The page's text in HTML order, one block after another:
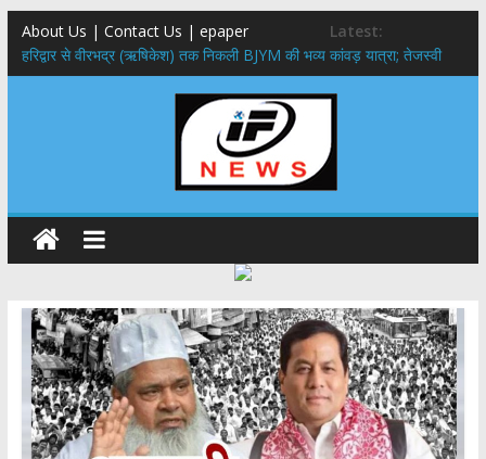
About Us | Contact Us | epaper
Latest:
​हरिद्वार से वीरभद्र (ऋषिकेश) तक निकली BJYM की भव्य कांवड़ यात्रा; तेजस्वी
सूर्या ने की देश व प्रदेशवासियों के कल्याण की कामना
नंदा की चौकी पुल हादसा: PWD के EE, AE और JE निलंबित, सीएम धामी के निर्देश
मुख्यमंत्री ने 9 लाख 87 हजार17 पेंशन लाभार्थियों को कुल 146 करोड़ 32 लाख
राष्ट्रीय हथकरघा दिवस पर मुख्यमंत्री धामी ने उत्कृष्ट बुनकरों और हस्तशिल्प
कारीगरों को किया सम्मानित
​धामी कैबिनेट का बड़ा फैसला: पशुपालकों को 60% तक सब्सिडी, गंगा एक्सप्रेसवे का
हरिद्वार तक होगा विस्तार